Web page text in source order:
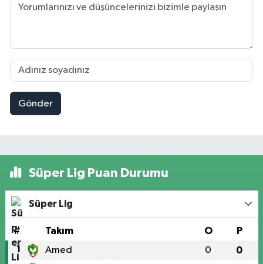
Gönder
Süper Lig Puan Durumu
Süper Lig
# Takım O P
1 Amed 0 0